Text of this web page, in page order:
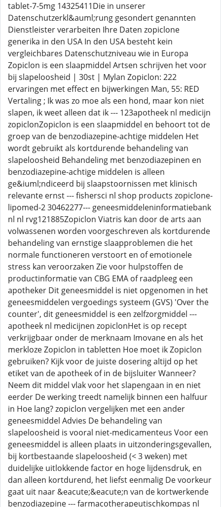
tablet-7-5mg 14325411Die in unserer
Datenschutzerkl&auml;rung gesondert genannten
Dienstleister verarbeiten Ihre Daten zopiclone
generika in den USA In den USA besteht kein
vergleichbares Datenschutzniveau wie in Europa
Zopiclon is een slaapmiddel Artsen schrijven het voor
bij slapeloosheid | 30st | Mylan Zopiclon: 222
ervaringen met effect en bijwerkingen Man, 55: RED
Vertaling ; Ik was zo moe als een hond, maar kon niet
slapen, ik weet alleen dat ik --- 123apotheek nl medicijn
zopiclonZopiclon is een slaapmiddel en behoort tot de
groep van de benzodiazepine-achtige middelen Het
wordt gebruikt als kortdurende behandeling van
slapeloosheid Behandeling met benzodiazepinen en
benzodiazepine-achtige middelen is alleen
ge&iuml;ndiceerd bij slaapstoornissen met klinisch
relevante ernst --- fishersci nl shop products zopiclone-
lipomed-2 30462277--- geneesmiddeleninformatiebank
nl nl rvg121885Zopiclon Viatris kan door de arts aan
volwassenen worden voorgeschreven als kortdurende
behandeling van ernstige slaapproblemen die het
normale functioneren verstoort en of emotionele
stress kan veroorzaken Zie voor hulpstoffen de
productinformatie van CBG EMA of raadpleeg een
apotheker Dit geneesmiddel is niet opgenomen in het
geneesmiddelen vergoedings systeem (GVS) 'Over the
counter', dit geneesmiddel is een zelfzorgmiddel ---
apotheek nl medicijnen zopiclonHet is op recept
verkrijgbaar onder de merknaam Imovane en als het
merkloze Zopiclon in tabletten Hoe moet ik Zopiclon
gebruiken? Kijk voor de juiste dosering altijd op het
etiket van de apotheek of in de bijsluiter Wanneer?
Neem dit middel vlak voor het slapengaan in en niet
eerder De werking treedt namelijk binnen een halfuur
in Hoe lang? zopiclon vergelijken met een ander
geneesmiddel Advies De behandeling van
slapeloosheid is vooral niet-medicamenteus Voor een
geneesmiddel is alleen plaats in uitzonderingsgevallen,
bij kortbestaande slapeloosheid (< 3 weken) met
duidelijke uitlokkende factor en hoge lijdensdruk, en
dan alleen kortdurend, het liefst eenmalig De voorkeur
gaat uit naar &eacute;&eacute;n van de kortwerkende
benzodiazepine --- farmacotherapeutischkompas nl